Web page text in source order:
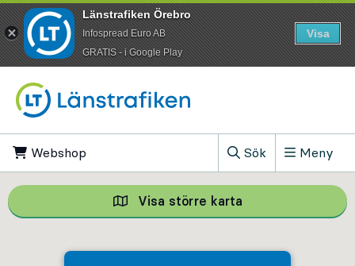
Webshop
Sök
, Visa sökfältet
Meny
Visa större karta Visa större
Länstrafiken Örebro
Infospread Euro AB
​GRATIS - i Google Play
Visa